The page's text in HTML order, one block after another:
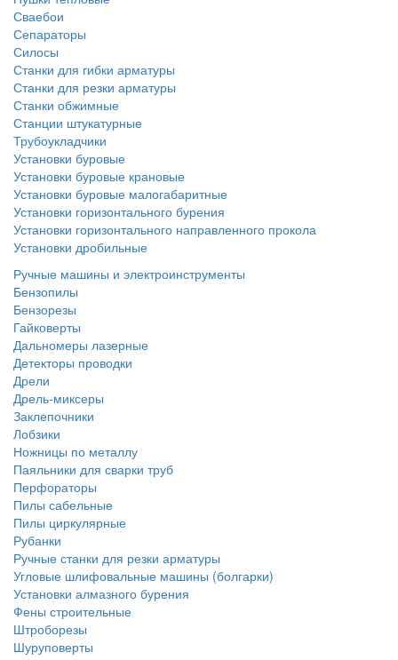
Сваебои
Сепараторы
Силосы
Станки для гибки арматуры
Станки для резки арматуры
Станки обжимные
Станции штукатурные
Трубоукладчики
Установки буровые
Установки буровые крановые
Установки буровые малогабаритные
Установки горизонтального бурения
Установки горизонтального направленного прокола
Установки дробильные
Ручные машины и электроинструменты
Бензопилы
Бензорезы
Гайковерты
Дальномеры лазерные
Детекторы проводки
Дрели
Дрель-миксеры
Заклепочники
Лобзики
Ножницы по металлу
Паяльники для сварки труб
Перфораторы
Пилы сабельные
Пилы циркулярные
Рубанки
Ручные станки для резки арматуры
Угловые шлифовальные машины (болгарки)
Установки алмазного бурения
Фены строительные
Штроборезы
Шуруповерты